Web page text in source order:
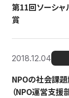
第11回ソーシャ
賞
2018.12.04
NPOの社会課
（NPO運営支援